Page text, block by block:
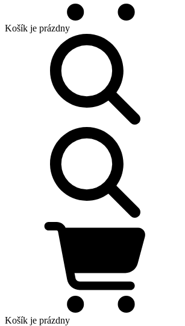
Košík je prázdny
Košík je prázdny